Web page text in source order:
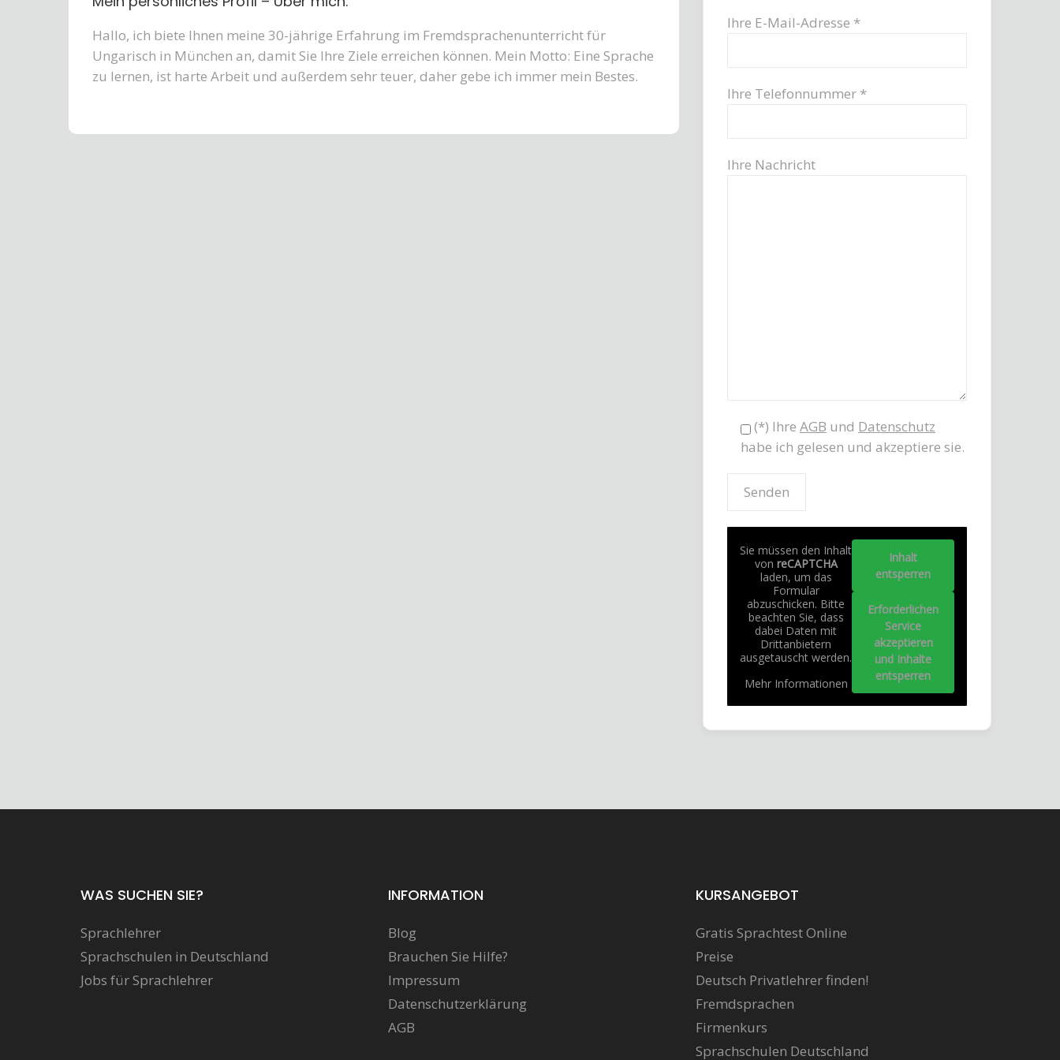
Hallo, ich biete Ihnen meine 30-jährige Erfahrung im Fremdsprachenunterricht für
Ungarisch in München an, damit Sie Ihre Ziele erreichen können. Mein Motto: Eine Sprache
zu lernen, ist harte Arbeit und außerdem sehr teuer, daher gebe ich immer mein Bestes.
Ihre E-Mail-Adresse *
Ihre Telefonnummer *
Ihre Nachricht
(*) Ihre AGB und Datenschutz
habe ich gelesen und akzeptiere sie.
Sie müssen den Inhalt
von reCAPTCHA
laden, um das
Formular
abzuschicken. Bitte
beachten Sie, dass
dabei Daten mit
Drittanbietern
ausgetauscht werden.
Mehr Informationen
Inhalt
entsperren
Erforderlichen
Service
akzeptieren
und Inhalte
entsperren
WAS SUCHEN SIE?
Sprachlehrer
Sprachschulen in Deutschland
Jobs für Sprachlehrer
INFORMATION
Blog
Brauchen Sie Hilfe?
Impressum
Datenschutzerklärung
AGB
KURSANGEBOT
Gratis Sprachtest Online
Preise
Deutsch Privatlehrer finden!
Fremdsprachen
Firmenkurs
Sprachschulen Deutschland